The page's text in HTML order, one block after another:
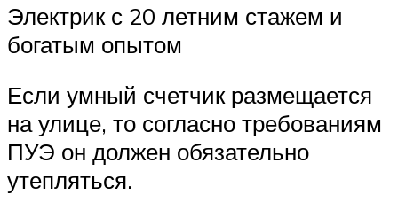
Электрик с 20 летним стажем и
богатым опытом
Если умный счетчик размещается
на улице, то согласно требованиям
ПУЭ он должен обязательно
утепляться.